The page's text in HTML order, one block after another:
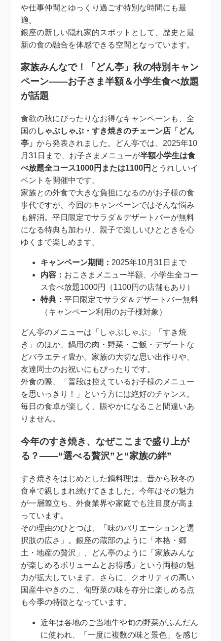
や仕事仲間とゆっくり過ごす特別な時間にも最
適。
銀座の新しい隠れ家的スポットとして、歴史と最
新の食の融合を体感できる空間となっています。
家族みんなで！「どん亭」秋の特別キャン
ペーン――お子さま半額＆小学生食べ放題
が話題
食欲の秋にぴったりなお得なキャンペーンも、全
国のしゃぶしゃぶ・すき焼きのチェーン店「どん
亭」から発表されました。どん亭では、2025年10
月31日まで、お子さまメニューが半額小学生は食
べ放題全コース1000円または1100円 とうれしいイ
ベントを開催中です。
家族との外食で大きな負担になるのがお子様の食
事代ですが、今回のキャンペーンではそんな悩み
も解消。平日限定でサラダ＆デザートバーが無料
になる特典も加わり、親子で楽しいひとときを心
ゆくまで楽しめます。
キャンペーン期間： 2025年10月31日まで
内容： おこさまメニュー半額、小学生全コー
ス食べ放題1000円（1100円の店舗もあり）
特典：平日限定でサラダ＆デザートバー無料
（キャンペーン利用のお子様対象）
どん亭のメニューは「しゃぶしゃぶ」「すき焼
き」のほか、鍋用の肉・野菜・ご飯・デザートな
どバラエティ豊か。家族の大切な思い出作りや、
友達同士のお祝いにもぴったりです。
外食の際、「普段は控えているお子様のメニュー
を思いっきり！」という方には絶好のチャンス。
毎日の食卓が楽しく、賑やかになること間違いあ
りません。
今年のすき焼き、なぜここまで盛り上が
る？――“選べる贅沢”と“家族の絆”
すき焼きをはじめとした鍋料理は、昔から秋冬の
食卓で親しまれ続けてきました。今年はその魅力
が一層際立ち、外食業界や家庭でも注目度が高ま
っています。
その理由のひとつは、「味のバリエーションと選
択肢の広さ」。銀座の蔵部のように「本格・郷
土・地産の贅沢」、どん亭のように「家族みんな
が楽しめるボリュームとお得感」という両極の魅
力が拡大しています。さらに、クオリティの高い
国産牛やきのこ、旬野菜の味を存分に楽しめる点
も今季の特徴となっています。
近年は各地のご当地牛や旬の野菜がふんだん
に使われ、「一度に複数の味と景色」を感じ